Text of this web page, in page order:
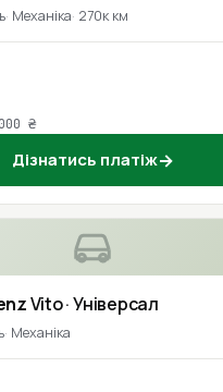
Механіка 270к км
₴
Дізнатись платіж→
Vito· Універсал
Механіка